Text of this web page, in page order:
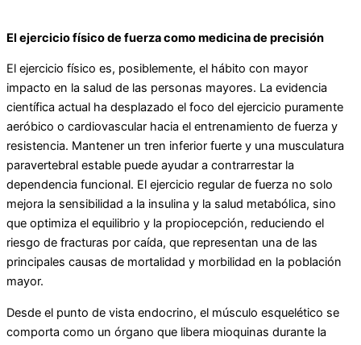
El ejercicio físico de fuerza como medicina de precisión
El ejercicio físico es, posiblemente, el hábito con mayor
impacto en la salud de las personas mayores. La evidencia
científica actual ha desplazado el foco del ejercicio puramente
aeróbico o cardiovascular hacia el entrenamiento de fuerza y
resistencia. Mantener un tren inferior fuerte y una musculatura
paravertebral estable puede ayudar a contrarrestar la
dependencia funcional. El ejercicio regular de fuerza no solo
mejora la sensibilidad a la insulina y la salud metabólica, sino
que optimiza el equilibrio y la propiocepción, reduciendo el
riesgo de fracturas por caída, que representan una de las
principales causas de mortalidad y morbilidad en la población
mayor.
Desde el punto de vista endocrino, el músculo esquelético se
comporta como un órgano que libera mioquinas durante la